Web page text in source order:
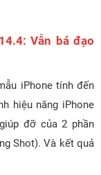
Vẫn bá đạo
iPhone tính đến
hiệu năng iPhone
đỡ của 2 phần
Shot). Và kết quả